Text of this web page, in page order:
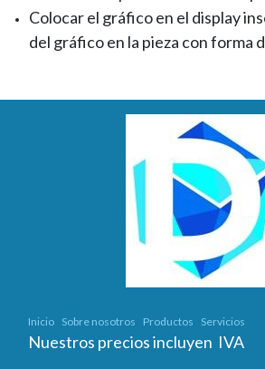
Colocar el gráfico en el display
del gráfico en la pieza con forma
Inicio Sobre nosotros Productos Servicios
Nuestros precios incluyen IVA